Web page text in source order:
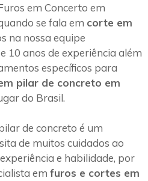
em Concerto em
se fala em corte em
na nossa equipe
10 anos de experiência além
específicos para
pilar de concreto em
do Brasil.
de concreto é um
de muitos cuidados ao
e habilidade, por
em furos e cortes em